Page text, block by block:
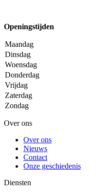
Openingstijden
Maandag
Dinsdag
Woensdag
Donderdag
Vrijdag
Zaterdag
Zondag
Over ons
Over ons
Nieuws
Contact
Onze geschiedenis
Diensten